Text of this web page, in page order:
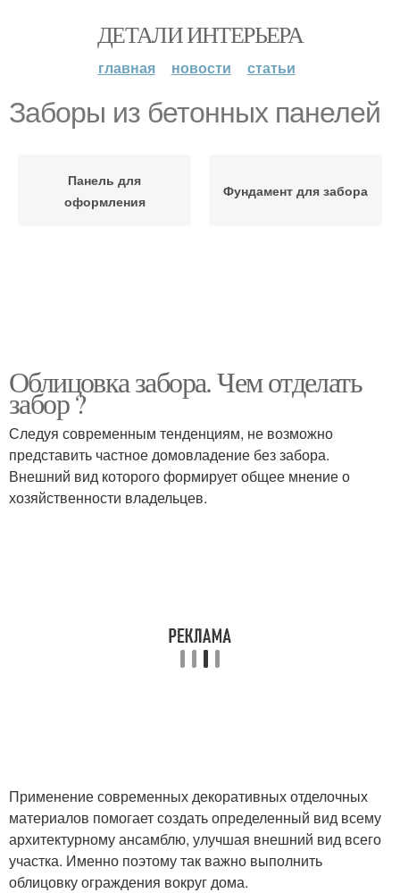
ДЕТАЛИ ИНТЕРЬЕРА
главная новости статьи
Заборы из бетонных панелей
Панель для
оформления
Фундамент для забора
Облицовка забора. Чем отделать
забор ?
Следуя современным тенденциям, не возможно
представить частное домовладение без забора.
Внешний вид которого формирует общее мнение о
хозяйственности владельцев.
Применение современных декоративных отделочных
материалов помогает создать определенный вид всему
архитектурному ансамблю, улучшая внешний вид всего
участка. Именно поэтому так важно выполнить
облицовку ограждения вокруг дома.